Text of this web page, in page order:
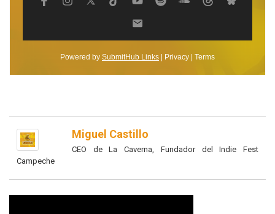
Miguel Castillo
CEO de La Caverna, Fundador del Indie Fest
Campeche